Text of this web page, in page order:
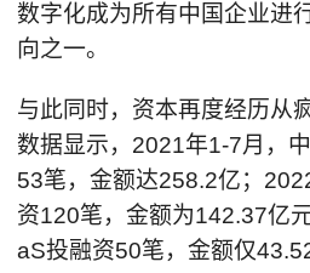
数字化成为所有中国企业进
向之一。
与此同时，资本再度经历从
数据显示，2021年1-7月，
53笔，金额达258.2亿；
资120笔，金额为142.37亿
aS投融资50笔，金额仅